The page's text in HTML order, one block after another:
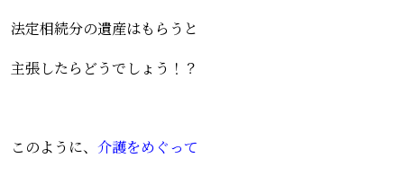
法定相続分の遺産はもらうと
主張したらどうでしょう！？
このように、 介護をめぐって